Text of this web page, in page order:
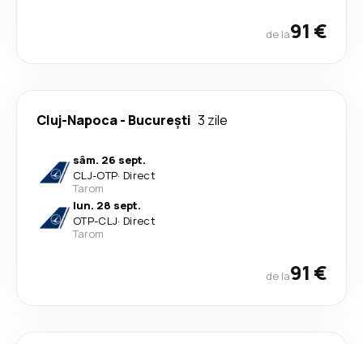
de la91 €
Cluj-Napoca- București 3 zile
sâm. 26 sept.
CLJ-OTP· Direct
Tarom
lun. 28 sept.
OTP-CLJ· Direct
Tarom
de la91 €